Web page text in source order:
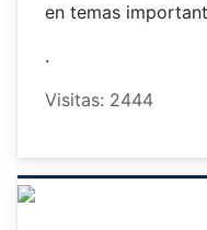
en temas
.
Visitas: 2444